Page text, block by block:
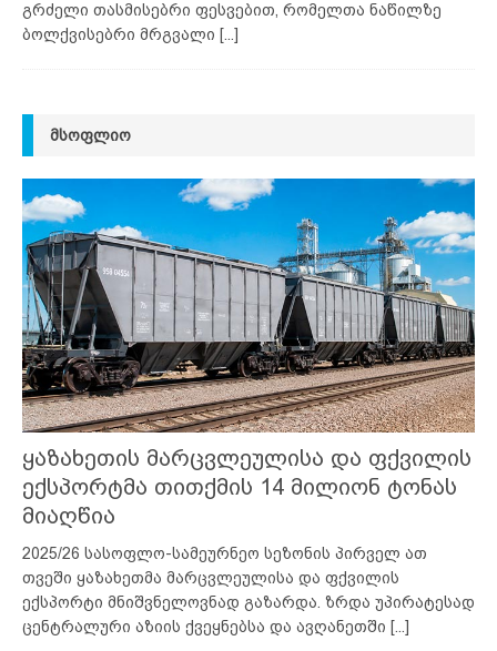
გრძელი თასმისებრი ფესვებით, რომელთა ნაწილზე
ბოლქვისებრი მრგვალი [...]
ᲛᲡᲝᲤᲚᲘᲝ
ყაზახეთის მარცვლეულისა და ფქვილის
ექსპორტმა თითქმის 14 მილიონ ტონას
მიაღწია
2025/26 სასოფლო-სამეურნეო სეზონის პირველ ათ
თვეში ყაზახეთმა მარცვლეულისა და ფქვილის
ექსპორტი მნიშვნელოვნად გაზარდა. ზრდა უპირატესად
ცენტრალური აზიის ქვეყნებსა და ავღანეთში [...]